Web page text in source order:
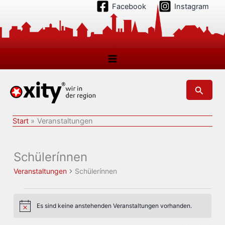
springen
Facebook Instagram
Suchen
Start Veranstaltungen
Schülerínnen
Veranstaltungen Schülerínnen
HinweisEs sind keine anstehenden Veranstaltungen vorhanden.